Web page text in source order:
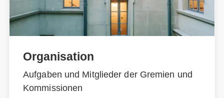
Organisation
Aufgaben und Mitglieder der Gremien und
Kommissionen